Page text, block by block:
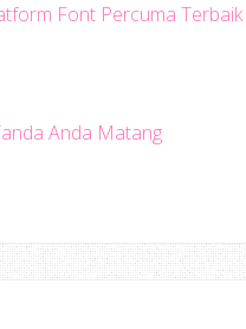
Font Percuma Terbaik
Anda Matang